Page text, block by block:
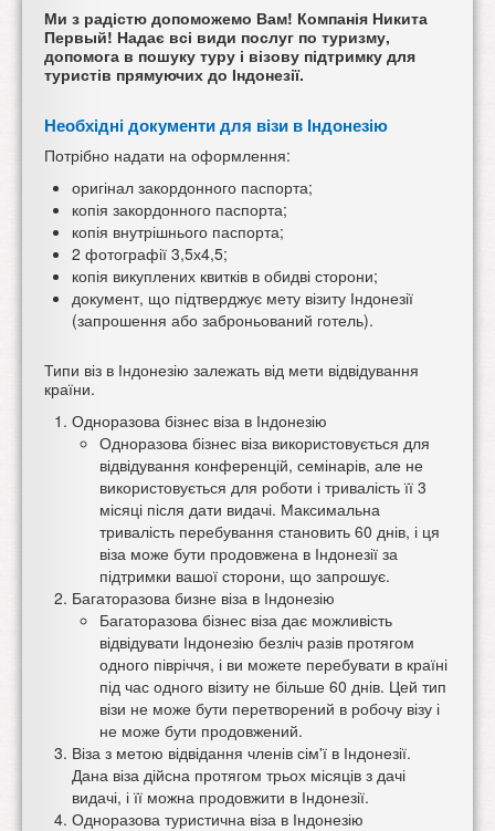
Ми з радістю допоможемо Вам! Компанія Никита
Первый! Надає всі види послуг по туризму,
допомога в пошуку туру і візову підтримку для
туристів прямуючих до Індонезії.
Необхідні документи для візи в Індонезію
Потрібно надати на оформлення:
оригінал закордонного паспорта;
копія закордонного паспорта;
копія внутрішнього паспорта;
2 фотографії 3,5х4,5;
копія викуплених квитків в обидві сторони;
документ, що підтверджує мету візиту Індонезії
(запрошення або заброньований готель).
Типи віз в Індонезію залежать від мети відвідування
країни.
Одноразова бізнес віза в Індонезію
Одноразова бізнес віза використовується для
відвідування конференцій, семінарів, але не
використовується для роботи і тривалість її 3
місяці після дати видачі. Максимальна
тривалість перебування становить 60 днів, і ця
віза може бути продовжена в Індонезії за
підтримки вашої сторони, що запрошує.
Багаторазова бизне віза в Індонезію
Багаторазова бізнес віза дає можливість
відвідувати Індонезію безліч разів протягом
одного півріччя, і ви можете перебувати в країні
під час одного візиту не більше 60 днів. Цей тип
візи не може бути перетворений в робочу візу і
не може бути продовжений.
Віза з метою відвідання членів сім'ї в Індонезії.
Дана віза дійсна протягом трьох місяців з дачі
видачі, і її можна продовжити в Індонезії.
Одноразова туристична віза в Індонезію